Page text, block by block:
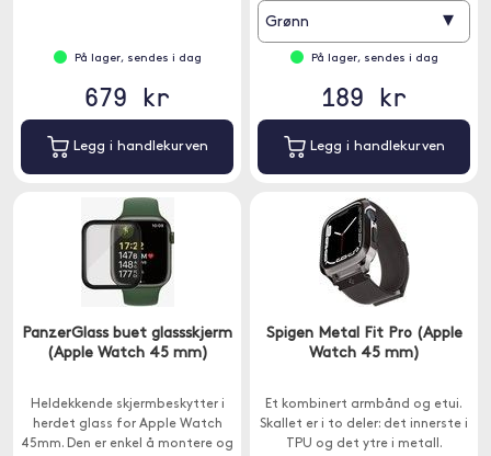
På lager, sendes i dag
679 kr
Legg i handlekurven
Grønn ▾
På lager, sendes i dag
189 kr
Legg i handlekurven
PanzerGlass buet glassskjerm
(Apple Watch 45 mm)
Heldekkende skjermbeskytter i
herdet glass for Apple Watch
45mm. Den er enkel å montere og
Spigen Metal Fit Pro (Apple
Watch 45 mm)
Et kombinert armbånd og etui.
Skallet er i to deler: det innerste i
TPU og det ytre i metall.